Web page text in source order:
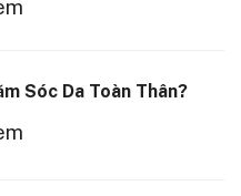
Sóc Da Toàn Thân?